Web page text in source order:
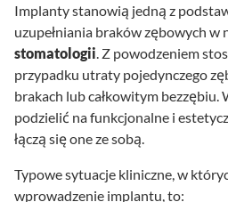
Implanty stanowią jedną z
uzupełniania braków zębowych w
stomatologii. Z powodzeniem
przypadku utraty pojedynczego
brakach lub całkowitym bezzębiu.
podzielić na funkcjonalne i
łączą się one ze sobą.
Typowe sytuacje kliniczne, w
wprowadzenie implantu, to: